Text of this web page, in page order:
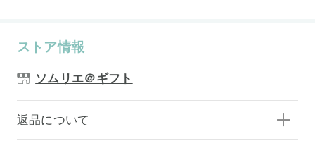
ストア情報
ソムリエ＠ギフト
返品について